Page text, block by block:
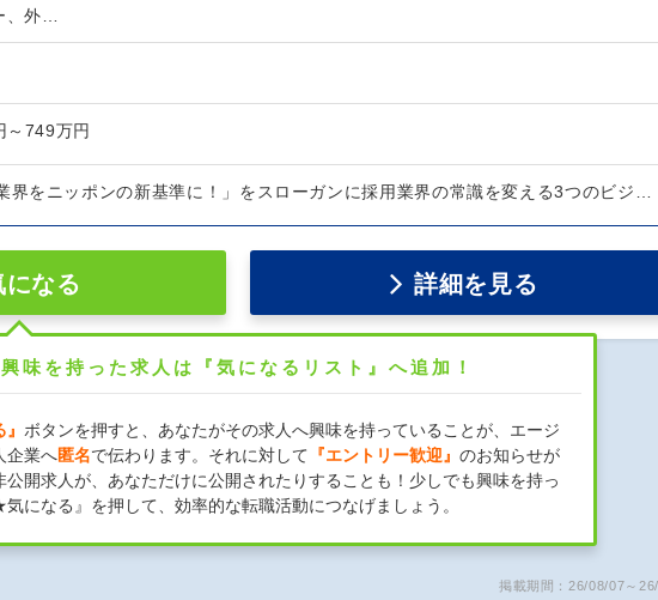
、外…
～749万円
界をニッポンの新基準に！」をスローガンに採用業界の常識を変える3つのビジ…
になる 詳細を見る
興味を持った求人は『気になるリスト』へ追加！
ボタンを押すと、あなたがその求人へ興味を持っていることが、エージ
企業へ匿名で伝わります。それに対して 『エントリー歓迎』 のお知らせが
公開求人が、あなただけに公開されたりすることも！少しでも興味を持っ
になる』を押して、効率的な転職活動につなげましょう。
掲載期間：26/08/07～